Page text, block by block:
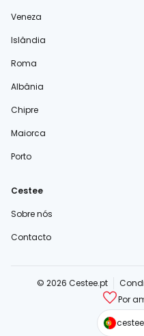
Veneza
Islândia
Roma
Albânia
Chipre
Maiorca
Porto
Cestee
Sobre nós
Contacto
© 2026 Cestee.pt
Por